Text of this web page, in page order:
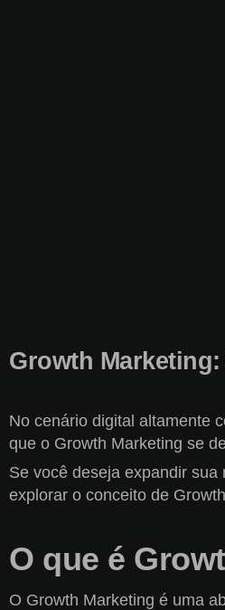
Growth
No cenário digital altamente
que o Growth Marketing se
Se você deseja expandir
explorar o conceito de
O que é
O Growth Marketing é uma